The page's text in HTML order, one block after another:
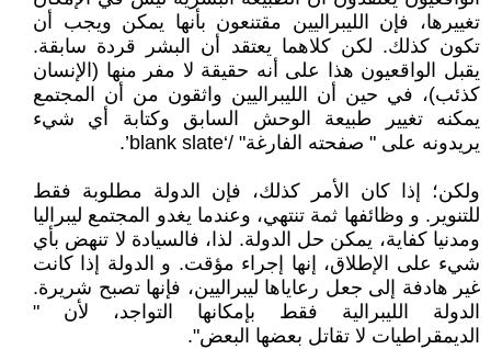
تغييرها، فإن الليبراليين مقتنعون بأنها يمكن ويجب أن
تكون كذلك. لكن كلاهما يعتقد أن البشر قردة سابقة.
يقبل الواقعيون هذا على أنه حقيقة لا مفر منها (الإنسان
كذئب)، في حين أن الليبراليين واثقون من أن المجتمع
يمكنه تغيير طبيعة الوحش السابق وكتابة أي شيء
يريدونه على " صفحته الفارغة" /‘blank slate’.
ولكن؛ إذا كان الأمر كذلك، فإن الدولة مطلوبة فقط
للتنوير. و وظائفها ثمة تنتهي، وعندما يغدو المجتمع ليبراليا
ومدنيا كفاية، يمكن حل الدولة. لذا، فالسيادة لا تنهض بأي
شيء على الإطلاق، إنها إجراء مؤقت. و الدولة إذا كانت
غير هادفة إلى جعل رعاياها ليبراليين، فإنها تصبح شريرة.
الدولة الليبرالية فقط بإمكانها التواجد، لأن "
الديمقراطيات لا تقاتل بعضها البعض".